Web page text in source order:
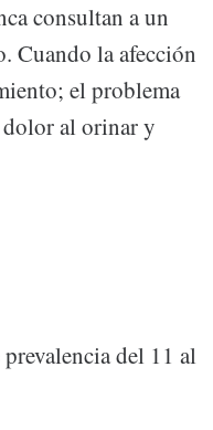
consultan a un
Cuando la afección
el problema
al orinar y
del 11 al